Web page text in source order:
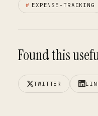
# EXPENSE-TRACKING
Found this
TWITTER